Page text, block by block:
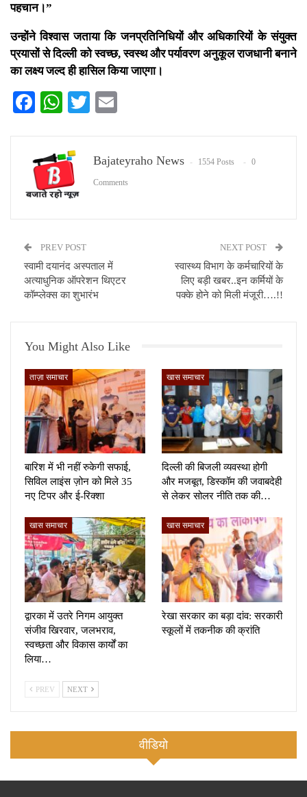
पहचान।”
उन्होंने विश्वास जताया कि जनप्रतिनिधियों और अधिकारियों के संयुक्त
प्रयासों से दिल्ली को स्वच्छ, स्वस्थ और पर्यावरण अनुकूल राजधानी बनाने
का लक्ष्य जल्द ही हासिल किया जाएगा।
Facebook
WhatsApp
Twitter
Bajateyraho News 1554 Posts 0
Comments
PREV POST
स्वामी दयानंद अस्पताल में
अत्याधुनिक ऑपरेशन थिएटर
कॉम्प्लेक्स का शुभारंभ
NEXT POST
स्वास्थ्य विभाग के कर्मचारियों के
लिए बड़ी खबर..इन कर्मियों के
पक्के होने को मिली मंजूरी….!!
You Might Also Like
ताज़ा समाचार
बारिश में भी नहीं रुकेगी सफाई,
सिविल लाइंस ज़ोन को मिले 35
नए टिपर और ई-रिक्शा
खास समाचार
दिल्ली की बिजली व्यवस्था होगी
और मजबूत, डिस्कॉम की जवाबदेही
से लेकर सोलर नीति तक की…
खास समाचार
द्वारका में उतरे निगम आयुक्त
संजीव खिरवार, जलभराव,
स्वच्छता और विकास कार्यों का
लिया…
खास समाचार
रेखा सरकार का बड़ा दांव: सरकारी
स्कूलों में तकनीक की क्रांति
PREV NEXT
वीडियो